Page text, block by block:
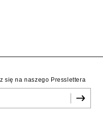
się na naszego Presslettera